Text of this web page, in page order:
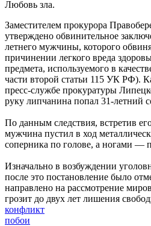
Любовь зла.
Заместителем прокурора
утверждено обвинительное
летнего мужчины, которого
причинении легкого вреда
предмета, используемого в
части второй статьи 115 УК РФ).
пресс-службе прокуратуры
руку липчанина попал 31-летний
По данным следствия, встретив
мужчина пустил в ход
соперника по голове, а ногами —
Изначально в возбуждении
после это постановление было
направлено на рассмотрение
грозит до двух лет лишения
конфликт
побои